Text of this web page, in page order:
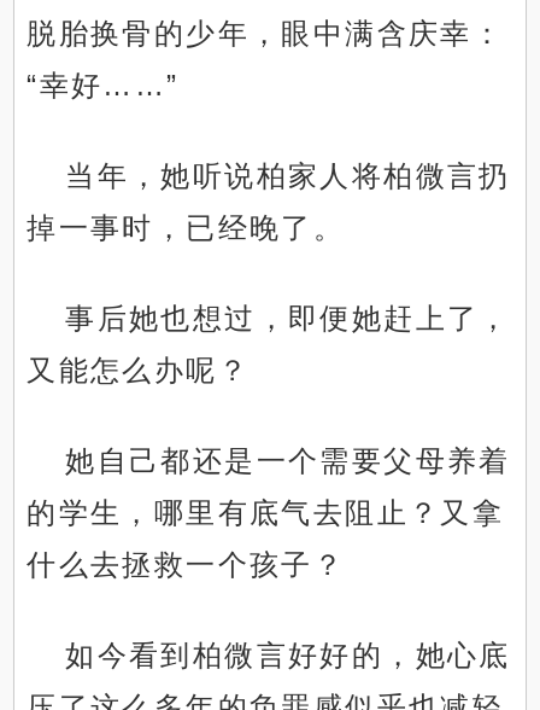
脱胎换骨的少年，眼中满含庆幸：
“幸好……”
当年，她听说柏家人将柏微言扔
掉一事时，已经晚了。
事后她也想过，即便她赶上了，
又能怎么办呢？
她自己都还是一个需要父母养着
的学生，哪里有底气去阻止？又拿
什么去拯救一个孩子？
如今看到柏微言好好的，她心底